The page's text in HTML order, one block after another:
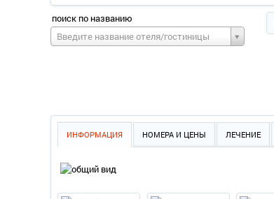
поиск по названию
Введите название отеля/гостиницы
ИНФОРМАЦИЯ НОМЕРА И ЦЕНЫ ЛЕЧЕНИЕ